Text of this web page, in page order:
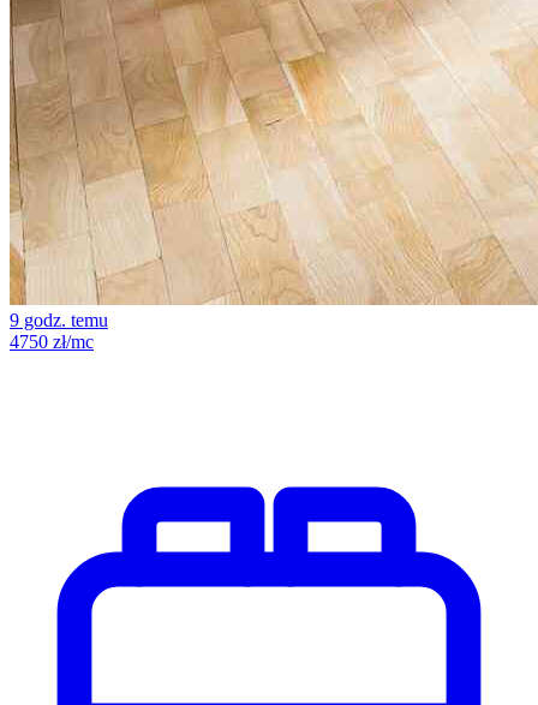
9 godz. temu
4750 zł/mc